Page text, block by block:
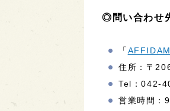
◎問い合わせ
「
住所：〒
Tel：042-
営業時間：